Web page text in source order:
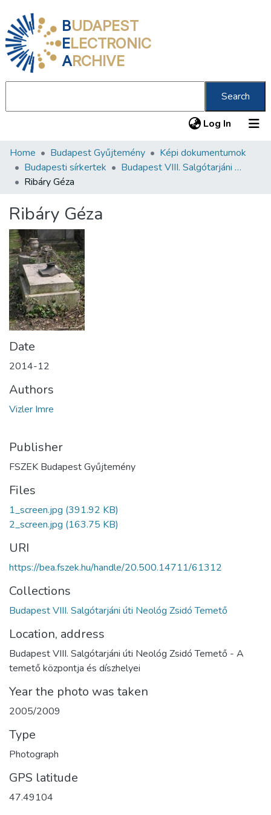
BUDAPEST
ELECTRONIC
ARCHIVE
Search
Log In (current)
Communities & Collections
All of DSpace
About us
Home Budapest Gyűjtemény
Képi dokumentumok
Budapesti sírkertek
Budapest VIII. Salgótarjáni úti Neológ Zsidó Temető
Ribáry Géza
Ribáry Géza
Date
2014-12
Authors
Vizler Imre
Publisher
FSZEK Budapest Gyűjtemény
Files
1_screen.jpg (391.92 KB)
2_screen.jpg (163.75 KB)
URI
https://bea.fszek.hu/handle/20.500.14711/61312
Collections
Budapest VIII. Salgótarjáni úti Neológ Zsidó Temető
Location, address
Budapest VIII. Salgótarjáni úti Neológ Zsidó Temető - A
temető központja és díszhelyei
Year the photo was taken
2005/2009
Type
Photograph
GPS latitude
47.49104